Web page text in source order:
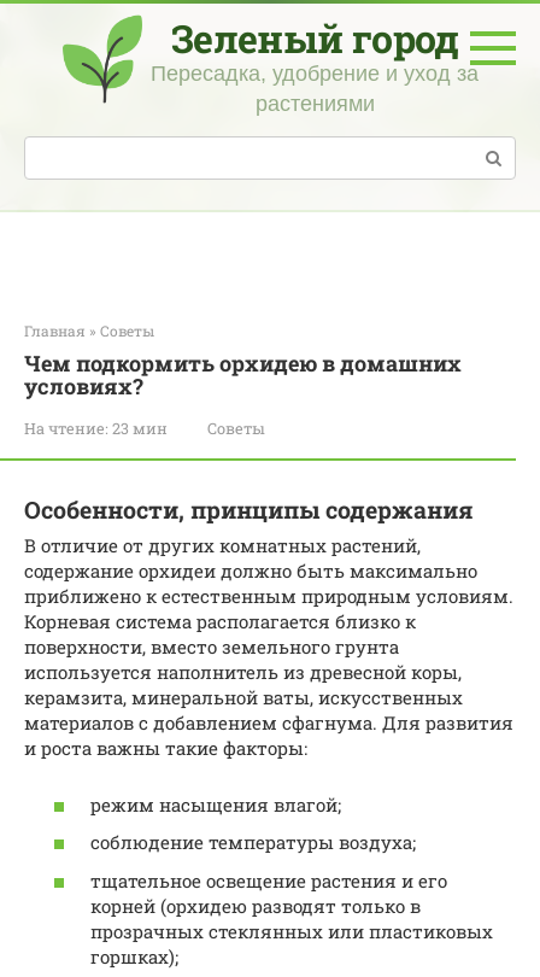
Перейти
контенту
Зеленый город
Пересадка, удобрение и уход за
растениями
Поиск:
Главная » Советы
Чем подкормить орхидею в домашних
условиях?
На чтение: 23 мин Советы
Особенности, принципы содержания
В отличие от других комнатных растений,
содержание орхидеи должно быть максимально
приближено к естественным природным условиям.
Корневая система располагается близко к
поверхности, вместо земельного грунта
используется наполнитель из древесной коры,
керамзита, минеральной ваты, искусственных
материалов с добавлением сфагнума. Для развития
и роста важны такие факторы:
режим насыщения влагой;
соблюдение температуры воздуха;
тщательное освещение растения и его
корней (орхидею разводят только в
прозрачных стеклянных или пластиковых
горшках);